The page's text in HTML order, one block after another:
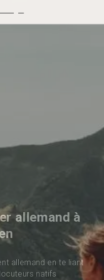
allemand à
allemand en te liant
natifs